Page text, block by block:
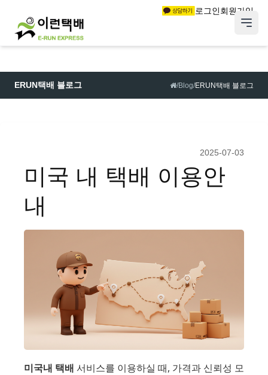
로그인회원가입
ERUN택배 블로그 /Blog/ERUN택배 블로그
2025-07-03
미국 내 택배 이용안
내
미국내 택배 서비스를 이용하실 때, 가격과 신뢰성 모